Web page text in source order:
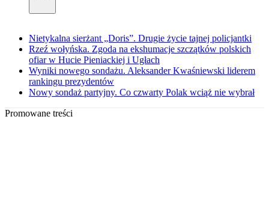
Nietykalna sierżant „Doris”. Drugie życie tajnej policjantki
Rzeź wołyńska. Zgoda na ekshumacje szczątków polskich
ofiar w Hucie Pieniackiej i Ugłach
Wyniki nowego sondażu. Aleksander Kwaśniewski liderem
rankingu prezydentów
Nowy sondaż partyjny. Co czwarty Polak wciąż nie wybrał
Promowane treści